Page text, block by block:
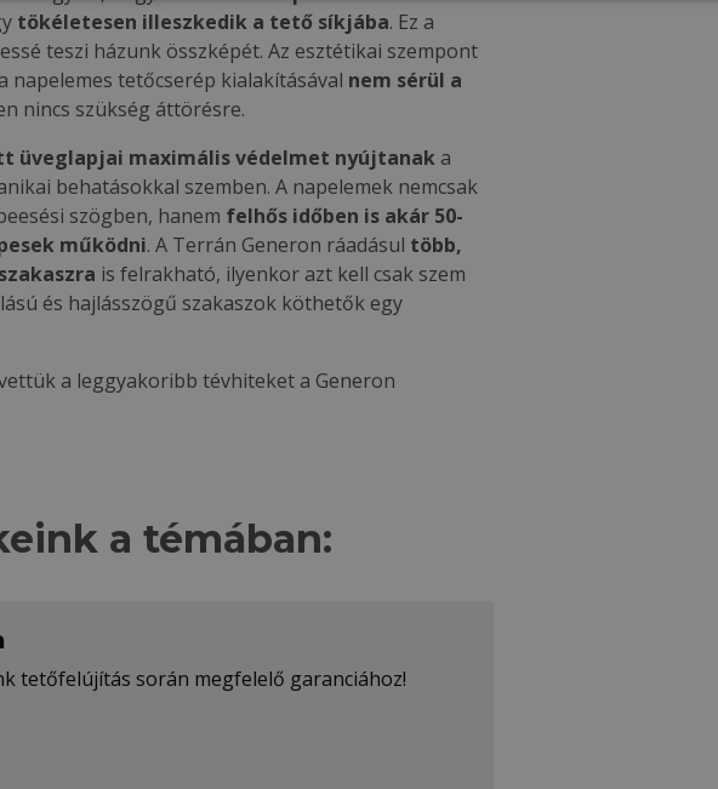
tökéletesen illeszkedik a tető síkjába. Ez a
teszi házunk összképét. Az esztétikai szempont
tetőcserép kialakításával nem sérül a
nincs szükség áttörésre.
üveglapjai maximális védelmet nyújtanak a
behatásokkal szemben. A napelemek nemcsak
szögben, hanem felhős időben is akár 50-
működni. A Terrán Generon ráadásul több,
is felrakható, ilyenkor azt kell csak szem
és hajlásszögű szakaszok köthetők egy
a leggyakoribb tévhiteket a Generon
a témában:
tetőfelújítás során megfelelő garanciához!